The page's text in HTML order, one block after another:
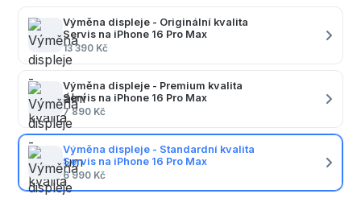
Výměna displeje - Originální kvalita
Servis na iPhone 16 Pro Max
13 390 Kč
Výměna displeje - Premium kvalita
Servis na iPhone 16 Pro Max
7 890 Kč
Výměna displeje - Standardní kvalita
Servis na iPhone 16 Pro Max
6 990 Kč